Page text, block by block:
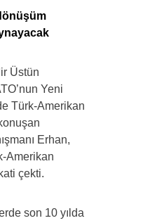
Üstün
Yeni
Türk-Amerikan
Erhan,
Amerikan
çekti.
son 10 yılda